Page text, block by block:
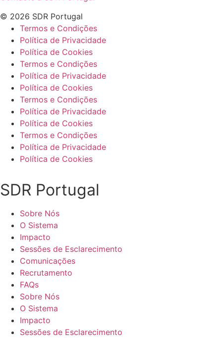
© 2026 SDR Portugal
Termos e Condições
Política de Privacidade
Política de Cookies
Termos e Condições
Política de Privacidade
Política de Cookies
Termos e Condições
Política de Privacidade
Política de Cookies
Termos e Condições
Política de Privacidade
Política de Cookies
SDR Portugal
Sobre Nós
O Sistema
Impacto
Sessões de Esclarecimento
Comunicações
Recrutamento
FAQs
Sobre Nós
O Sistema
Impacto
Sessões de Esclarecimento